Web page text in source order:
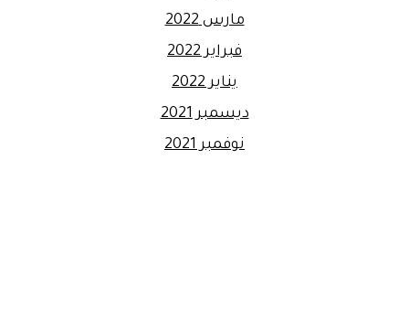
مارس 2022
فبراير 2022
يناير 2022
ديسمبر 2021
نوفمبر 2021